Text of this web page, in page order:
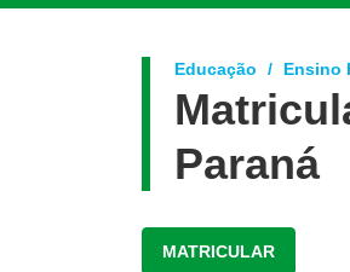
Educação Ensino
Paraná
MATRICULAR